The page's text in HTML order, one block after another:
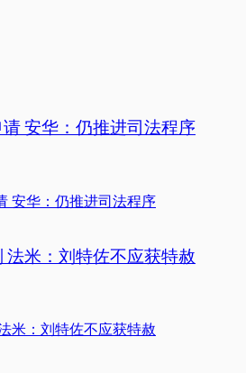
安华：仍推进司法程序
法米：刘特佐不应获特赦